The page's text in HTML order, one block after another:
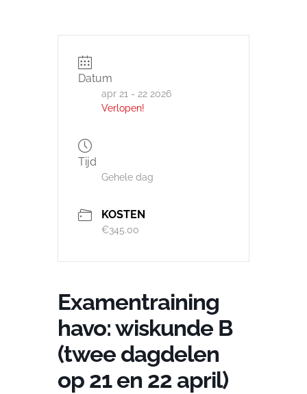
Datum
apr 21 - 22 2026
Verlopen!
Tijd
Gehele dag
KOSTEN
€345.00
Examentraining
havo: wiskunde B
(twee dagdelen
op 21 en 22 april)